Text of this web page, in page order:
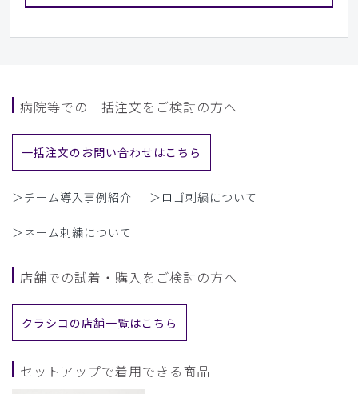
病院等での一括注文をご検討の方へ
一括注文のお問い合わせはこちら
＞チーム導入事例紹介 ＞ロゴ刺繍について
＞ネーム刺繍について
店舗での試着・購入をご検討の方へ
クラシコの店舗一覧はこちら
セットアップで着用できる商品